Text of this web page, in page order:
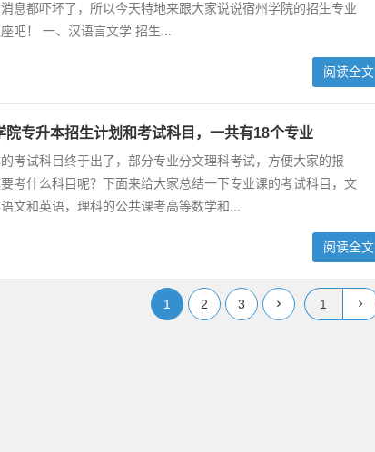
息都吓坏了，所以今天特地来跟大家说说宿州学院的招生专业
吧！ 一、汉语言文学 招生...
阅读全文
院专升本招生计划和考试科目，一共有18个专业
考试科目终于出了，部分专业分文理科考试，方便大家的报
考什么科目呢？下面来给大家总结一下专业课的考试科目，文
文和英语，理科的公共课考高等数学和...
阅读全文
1 2 3